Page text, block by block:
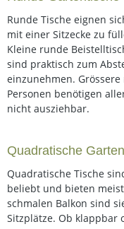
Runde Tische eignen
mit einer Sitzecke zu
Kleine runde
sind praktisch zum
einzunehmen.
Personen benötigen
nicht ausziehbar.
Quadratische
Quadratische Tische
beliebt und bieten
schmalen Balkon sind
Sitzplätze. Ob klappbar